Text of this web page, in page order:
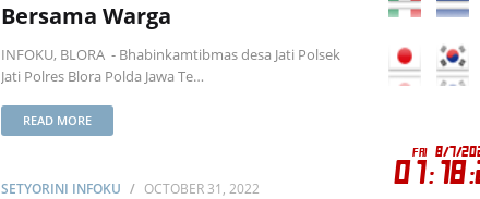
Bersama Warga
INFOKU, BLORA - Bhabinkamtibmas desa Jati Polsek
Jati Polres Blora Polda Jawa Te…
READ MORE
SETYORINI INFOKU OCTOBER 31, 2022